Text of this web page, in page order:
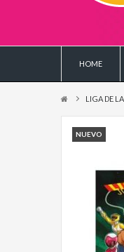
HOME
LIGA DE
NUEVO